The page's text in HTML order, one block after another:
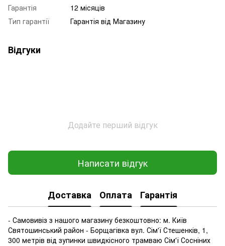
Гарантія
12 місяців
Тип гарантії
Гарантія від Магазину
Відгуки
Додайте перший відгук
Написати відгук
Доставка Оплата Гарантія
- Самовивіз з нашого магазину безкоштовно: м. Київ
Святошинський район - Борщагівка вул. Сім'ї Стешенків, 1,
300 метрів від зупинки швидкісного трамваю Сім'ї Сосніних